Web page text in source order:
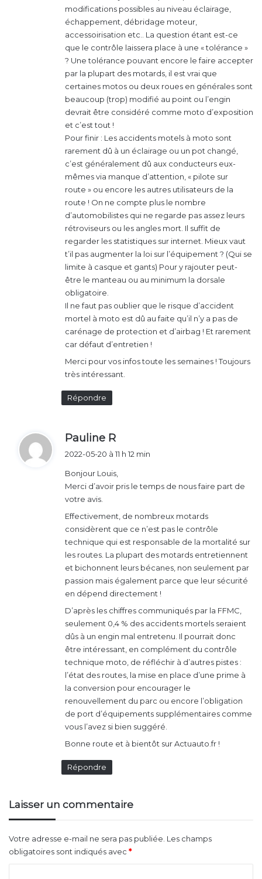
Rien n’est prêt, les contrôleurs
ne sont pas formés, les éléments
qui vont être contrôlés ne sont
pas connus. C’est irréalisable
pour le 1er octobre”.
Éric Thiollier, chargé de la
communication de la FFMC.
En effet, la liste exacte des points de contrôle n
encore connue pour le moment
. Une chose est sûre
cependant : le contrôle technique moto n’a pas fini de
faire parler de lui.
Et vous ? Que pensez-vous de cette mesure ? 🏍 On
attend vos réactions dans les commentaires !
modifications possibles au niveau éclairage,
échappement, débridage moteur,
accessoirisation etc.. La question étant est-ce
que le contrôle laissera place à une « tolérance »
? Une tolérance pouvant encore le faire accepter
par la plupart des motards, il est vrai que
certaines motos ou deux roues en générales sont
beaucoup (trop) modifié au point ou l’engin
devrait être considéré comme moto d’exposition
et c’est tout !
Pour finir : Les accidents motels à moto sont
rarement dû à un éclairage ou un pot changé,
c’est généralement dû aux conducteurs eux-
mêmes via manque d’attention, « pilote sur
route » ou encore les autres utilisateurs de la
route ! On ne compte plus le nombre
d’automobilistes qui ne regarde pas assez leurs
rétroviseurs ou les angles mort. Il suffit de
regarder les statistiques sur internet. Mieux vaut
t’il pas augmenter la loi sur l’équipement ? (Qui se
limite à casque et gants) Pour y rajouter peut-
être le manteau ou au minimum la dorsale
obligatoire.
Il ne faut pas oublier que le risque d’accident
mortel à moto est dû au faite qu’il n’y a pas de
carénage de protection et d’airbag ! Et rarement
car défaut d’entretien !
Merci pour vos infos toute les semaines ! Toujours
très intéressant.
Répondre
Pauline R
:
2022-05-20 à 11 h 12 min
Bonjour Louis,
Merci d’avoir pris le temps de nous faire part de
votre avis.
Effectivement, de nombreux motards
considèrent que ce n’est pas le contrôle
technique qui est responsable de la mortalité sur
les routes. La plupart des motards entretiennent
et bichonnent leurs bécanes, non seulement par
passion mais également parce que leur sécurité
en dépend directement !
D’après les chiffres communiqués par la FFMC,
seulement 0,4 % des accidents mortels seraient
dûs à un engin mal entretenu. Il pourrait donc
être intéressant, en complément du contrôle
technique moto, de réfléchir à d’autres pistes :
l’état des routes, la mise en place d’une prime à
la conversion pour encourager le
renouvellement du parc ou encore l’obligation
de port d’équipements supplémentaires comme
vous l’avez si bien suggéré.
Bonne route et à bientôt sur Actuauto.fr !
Répondre
Laisser un commentaire
Votre adresse e-mail ne sera pas publiée. Les champs
obligatoires sont indiqués avec *